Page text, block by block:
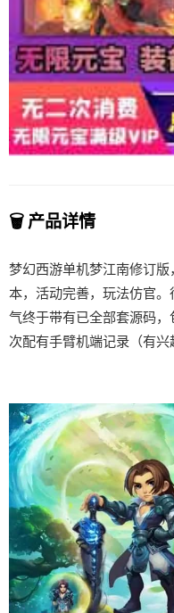
🗑️ 产品详情
梦幻西游单机梦江南修订
本，活动完善，玩法仿官
气终于带有已全部套源码
次配有手臂机端记录（有兴